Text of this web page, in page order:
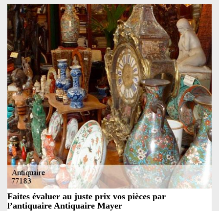
Faites évaluer au juste prix vos pièces par
l’antiquaire Antiquaire Mayer